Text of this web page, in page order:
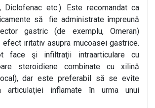
Diclofenac etc.). Este recomandat ca
să fie administrate împreună
gastric (de exemplu, Omeran)
efect iritativ asupra mucoasei gastrice.
face şi infiltraţii intraarticulare cu
steroidiene combinate cu xilină
dar este preferabil să se evite
articulaţiei inflamate în urma unui